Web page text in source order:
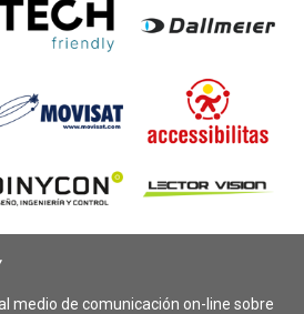
medio de comunicación on-line sobre